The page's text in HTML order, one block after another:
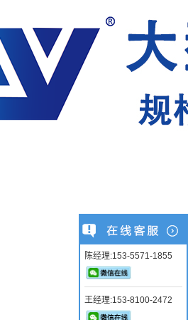
陈经理:153-5571-1855
王经理:153-8100-2472